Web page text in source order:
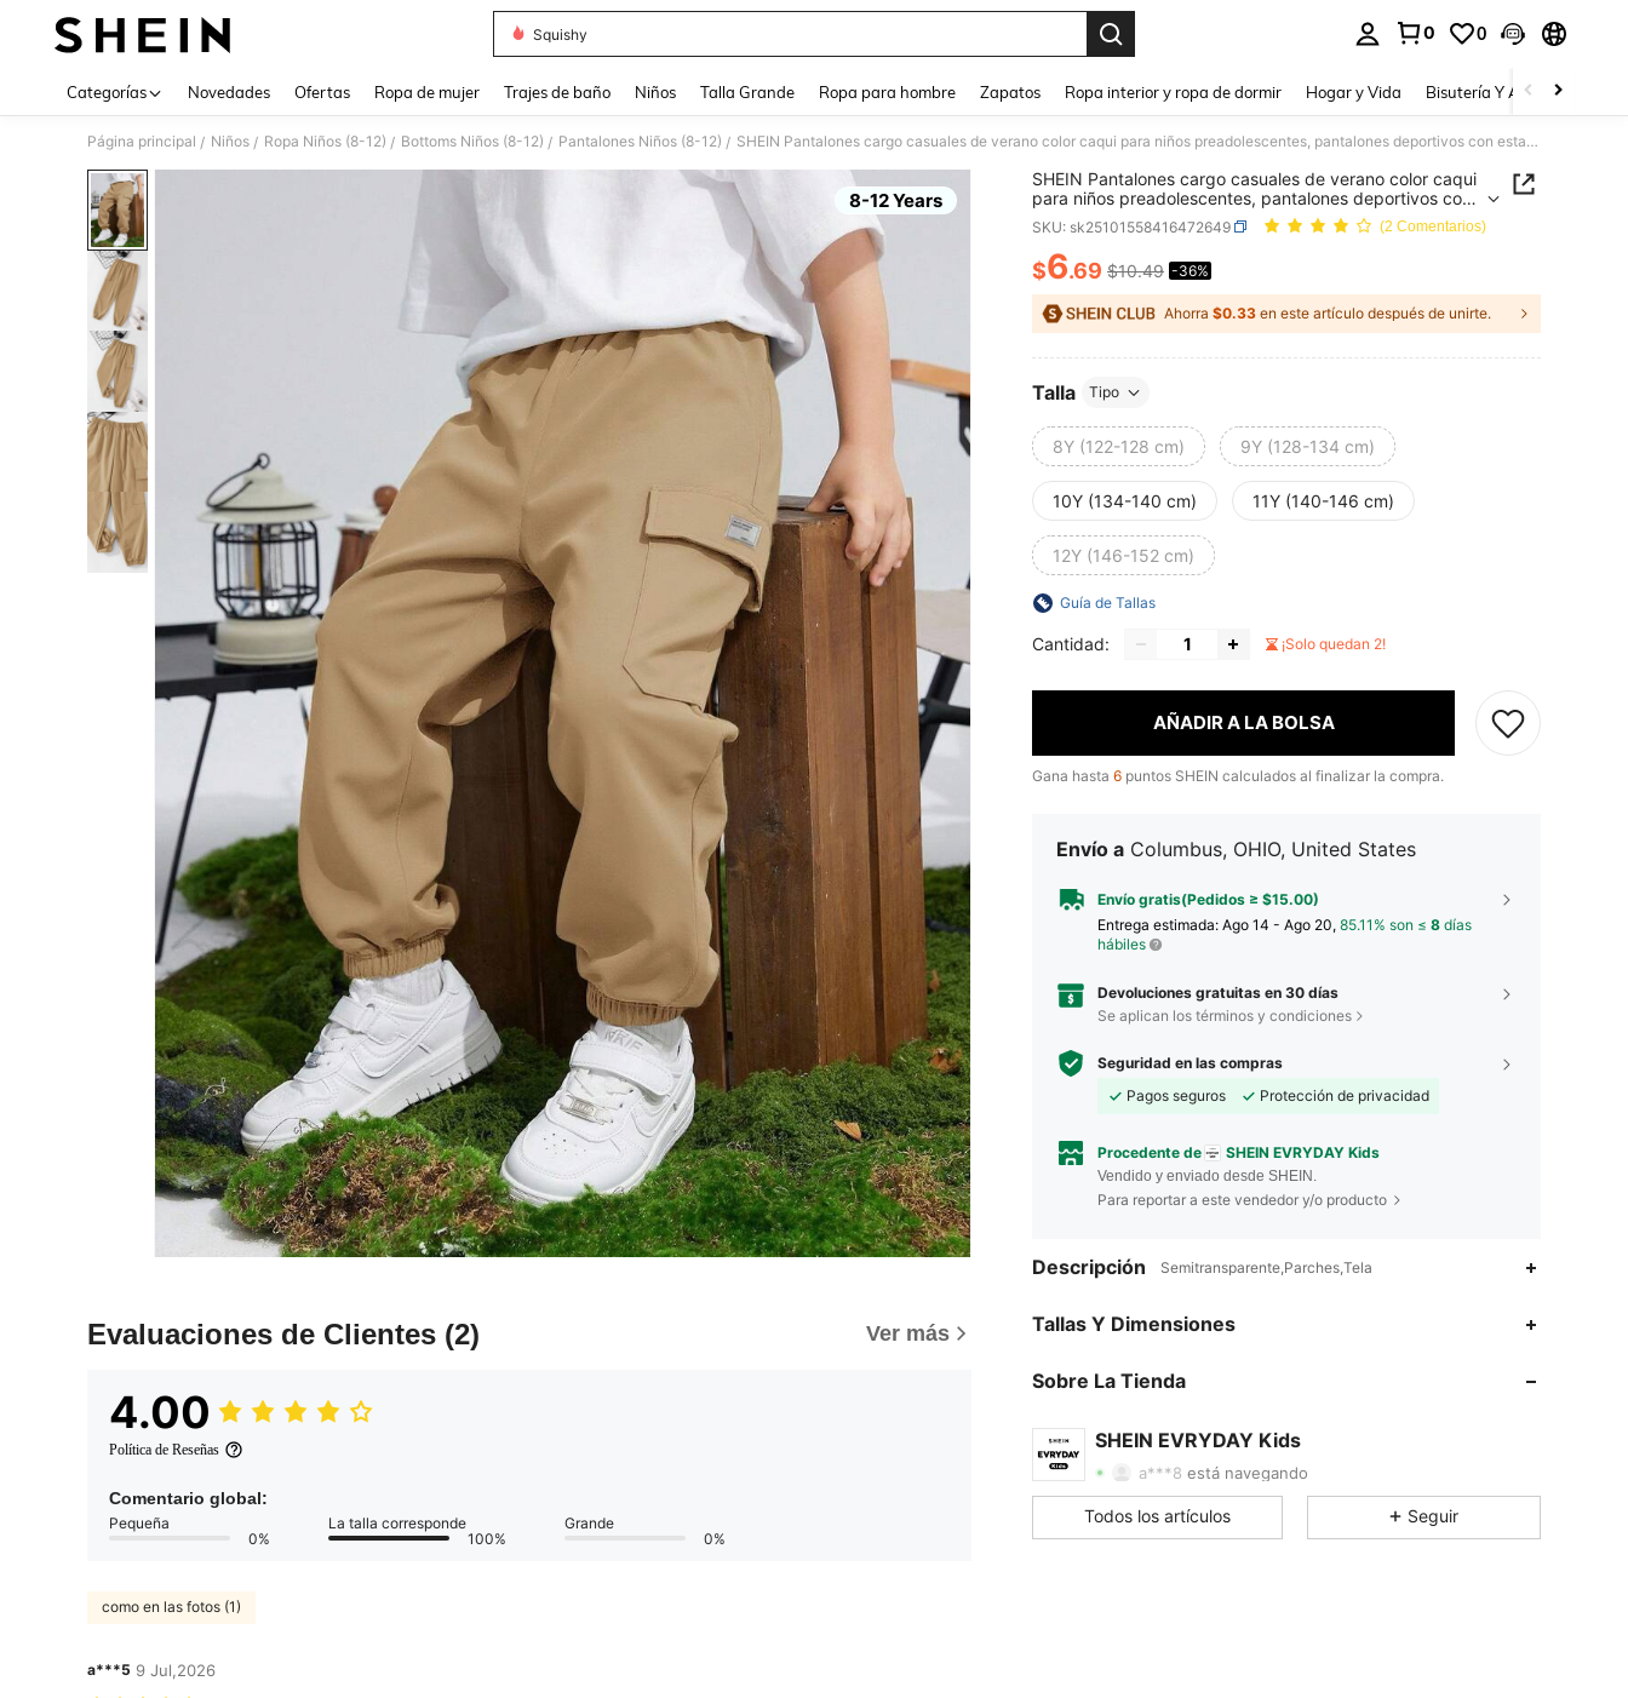
Squishy
0 0
Categorías Novedades Ofertas Ropa de mujer Trajes de baño Niños Talla Grande Ropa para hombre Zapatos Ropa interior y ropa de dormir Hogar y Vida Bisutería Y Accesorios
Página principal / Niños / Ropa Niños (8-12) / Bottoms Niños (8-12) / Pantalones Niños (8-12) / SHEIN Pantalones cargo casuales de verano color caqui para niños preadolescentes, pantalones deportivos con estampado gráfico, bolsillo con parche, holgados y entallados, de unicolor, para uso diario y vacaciones
8-12 Years
Evaluaciones de Clientes (2) Ver más
4.00
Política de Reseñas
Comentario global:
Pequeña
0%
La talla corresponde
100%
Grande
0%
como en las fotos (1)
a***5 9 Jul,2026
SHEIN Pantalones cargo casuales de verano color caqui
para niños preadolescentes, pantalones deportivos con
estampado gráfico, bolsillo con parche, holgados y
entallados, de unicolor, para uso diario y vacaciones
SKU: sk25101558416472649 (2 Comentarios)
PRICE AND AVAILABILITY
$6.69 $10.49 -36%
Ahorra $0.33 en este artículo después de unirte.
Talla Tipo
8Y (122-128 cm) 9Y (128-134 cm)
10Y (134-140 cm) 11Y (140-146 cm)
12Y (146-152 cm)
Guía de Tallas
Cantidad: ¡Solo quedan 2!
AÑADIR A LA BOLSA
Gana hasta 6 puntos SHEIN calculados al finalizar la compra.
Envío a Columbus, OHIO, United States
Envío gratis(Pedidos ≥ $15.00)
Entrega estimada: Ago 14 - Ago 20, 85.11% son ≤ 8 días
hábiles
Devoluciones gratuitas en 30 días
Se aplican los términos y condiciones
Seguridad en las compras
Pagos seguros
Protección de privacidad
Procedente de SHEIN EVRYDAY Kids
Vendido y enviado desde SHEIN.
Para reportar a este vendedor y/o producto
Descripción Semitransparente,Parches,Tela
Tallas Y Dimensiones
Sobre La Tienda
SHEIN EVRYDAY Kids
a***8 está navegando
4.93 18K 427K
Todos los artículos Seguir